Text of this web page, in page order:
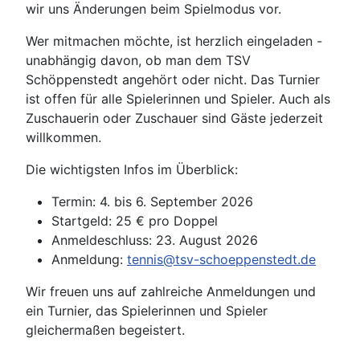
wir uns Änderungen beim Spielmodus vor.
Wer mitmachen möchte, ist herzlich eingeladen -
unabhängig davon, ob man dem TSV
Schöppenstedt angehört oder nicht. Das Turnier
ist offen für alle Spielerinnen und Spieler. Auch als
Zuschauerin oder Zuschauer sind Gäste jederzeit
willkommen.
Die wichtigsten Infos im Überblick:
Termin: 4. bis 6. September 2026
Startgeld: 25 € pro Doppel
Anmeldeschluss: 23. August 2026
Anmeldung: tennis@tsv-schoeppenstedt.de
Wir freuen uns auf zahlreiche Anmeldungen und
ein Turnier, das Spielerinnen und Spieler
gleichermaßen begeistert.